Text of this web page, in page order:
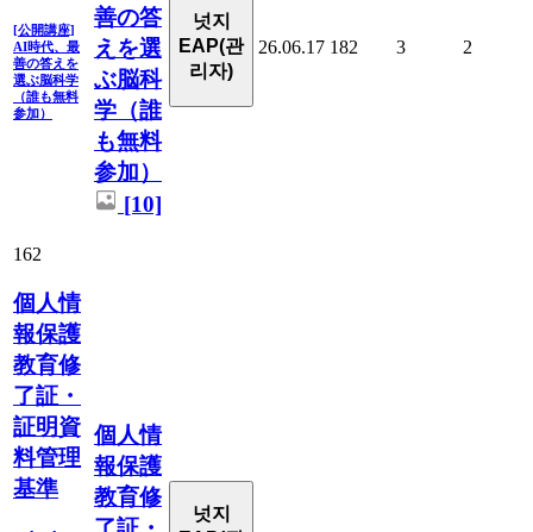
[公開講座]
AI時代、最
善の答えを
選ぶ脳科学
（誰も無料
参加）
善の答
えを選
ぶ脳科
学（誰
も無料
参加）
[10]
넛지
EAP(관
리자)
26.06.17 182 3 2
162
個人情
報保護
教育修
了証・
証明資
料管理
基準
個人情
報保護
教育修
넛지